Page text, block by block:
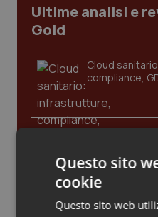
Liguria
Marche
Molise
Piemonte
Provincia
Disturbi dell’umore
Donna & Salute
Epatiti
HIV
Infezioni & Febbre
Ultime analisi e
Gold
Cloud
compliance,
Leadership
Questo sito
cookie
Questo sito web